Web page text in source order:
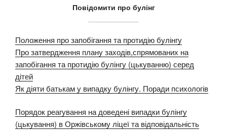
Повідомити про булінг
Положення про запобігання та протидію булінгу
Про затвердження плану заходів,спрямованих на
запобігання та протидію булінгу (цькуванню) серед
дітей
Як діяти батькам у випадку булінгу. Поради психологів
Порядок реагування на доведені випадки булінгу
(цькування) в Оржівському ліцеї та відповідальність